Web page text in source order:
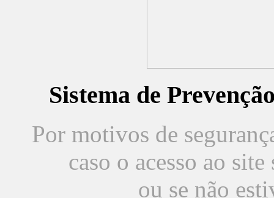
Sistema de
Por motivos de
caso o acesso ao
ou se não